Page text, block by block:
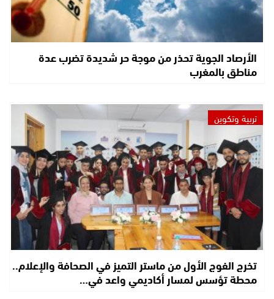
الأرصاد الجوية تحذر من موجة حر شديدة تضرب عدة
مناطق بالمغرب
تربية وتكوين
تخرج الفوج الأول من ماستر التميز في الصحافة والإعلام..
محطة تؤسس لمسار أكاديمي واعد في…